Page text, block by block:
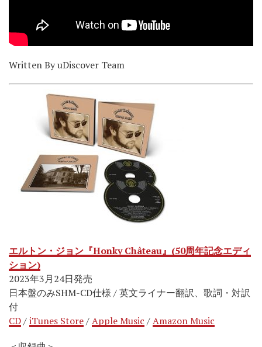
Written By uDiscover Team
エルトン・ジョン『Honky Château』(50周年記念エディ
ション)
2023年3月24日発売
日本盤のみSHM-CD仕様 / 英文ライナー翻訳、歌詞・対訳
付
CD/iTunes Store/Apple Music /Amazon Music